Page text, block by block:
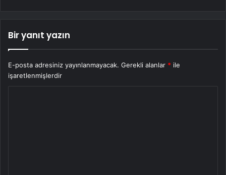
Bir yanıt yazın
E-posta adresiniz yayınlanmayacak. Gerekli alanlar * ile
işaretlenmişlerdir